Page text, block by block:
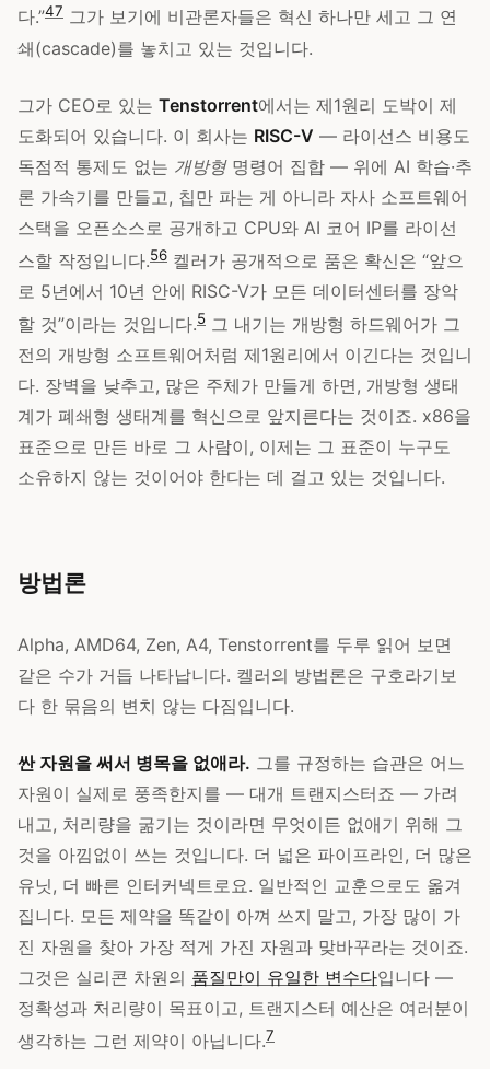
다.”47 그가 보기에 비관론자들은 혁신 하나만 세고 그 연
쇄(cascade)를 놓치고 있는 것입니다.
그가 CEO로 있는 Tenstorrent에서는 제1원리 도박이 제
도화되어 있습니다. 이 회사는 RISC-V — 라이선스 비용도
독점적 통제도 없는 개방형명령어 집합 — 위에 AI 학습·추
론 가속기를 만들고, 칩만 파는 게 아니라 자사 소프트웨어
스택을 오픈소스로 공개하고 CPU와 AI 코어 IP를 라이선
스할 작정입니다.56 켈러가 공개적으로 품은 확신은 “앞으
로 5년에서 10년 안에 RISC-V가 모든 데이터센터를 장악
할 것”이라는 것입니다.5 그 내기는 개방형 하드웨어가 그
전의 개방형 소프트웨어처럼 제1원리에서 이긴다는 것입니
다. 장벽을 낮추고, 많은 주체가 만들게 하면, 개방형 생태
계가 폐쇄형 생태계를 혁신으로 앞지른다는 것이죠. x86을
표준으로 만든 바로 그 사람이, 이제는 그 표준이 누구도
소유하지 않는 것이어야 한다는 데 걸고 있는 것입니다.
방법론
Alpha, AMD64, Zen, A4, Tenstorrent를 두루 읽어 보면
같은 수가 거듭 나타납니다. 켈러의 방법론은 구호라기보
다 한 묶음의 변치 않는 다짐입니다.
싼 자원을 써서 병목을 없애라. 그를 규정하는 습관은 어느
자원이 실제로 풍족한지를 — 대개 트랜지스터죠 — 가려
내고, 처리량을 굶기는 것이라면 무엇이든 없애기 위해 그
것을 아낌없이 쓰는 것입니다. 더 넓은 파이프라인, 더 많은
유닛, 더 빠른 인터커넥트로요. 일반적인 교훈으로도 옮겨
집니다. 모든 제약을 똑같이 아껴 쓰지 말고, 가장 많이 가
진 자원을 찾아 가장 적게 가진 자원과 맞바꾸라는 것이죠.
그것은 실리콘 차원의 품질만이 유일한 변수다입니다 —
정확성과 처리량이 목표이고, 트랜지스터 예산은 여러분이
생각하는 그런 제약이 아닙니다.7